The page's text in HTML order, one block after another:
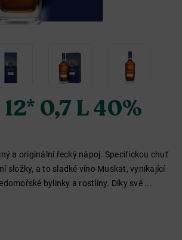
0,7 L 40%
a originální řecký nápoj. Specifickou chuť
složky, a to sladké víno Muskat, vynikající
bylinky a rostliny. Díky své ...